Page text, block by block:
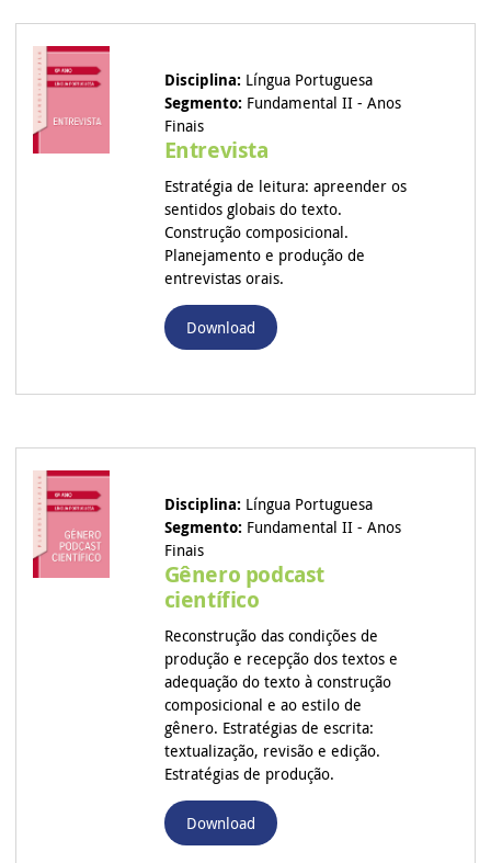
Disciplina: Língua Portuguesa
Segmento: Fundamental II - Anos
Finais
Entrevista
Estratégia de leitura: apreender os
sentidos globais do texto.
Construção composicional.
Planejamento e produção de
entrevistas orais.
Download
Disciplina: Língua Portuguesa
Segmento: Fundamental II - Anos
Finais
Gênero podcast
científico
Reconstrução das condições de
produção e recepção dos textos e
adequação do texto à construção
composicional e ao estilo de
gênero. Estratégias de escrita:
textualização, revisão e edição.
Estratégias de produção.
Download